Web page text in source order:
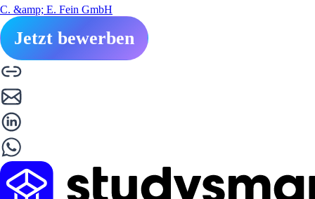
C. &amp; E. Fein GmbH
Jetzt bewerben